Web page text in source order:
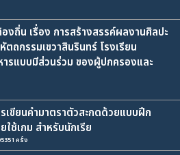
ถิ่น เรื่อง การสร้างสรรค์ผลงานศิลปะ
ถกรรมเขวาสินรินทร์ โรงเรียน
ารแบบมีส่วนร่วม ของผู้ปกครองและ
เขียนคำมาตราตัวสะกดด้วยแบบฝึก
ใช้เกม สำหรับนักเรีย
ครั้ง